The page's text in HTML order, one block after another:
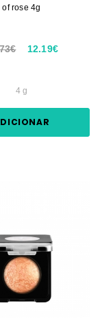
of rose 4g
12.19€
4 g